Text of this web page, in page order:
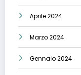
Aprile 2024
Marzo 2024
Gennaio 2024